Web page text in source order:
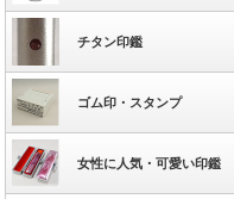
チタン印鑑
ゴム印・スタンプ
女性に人気・可愛い印鑑